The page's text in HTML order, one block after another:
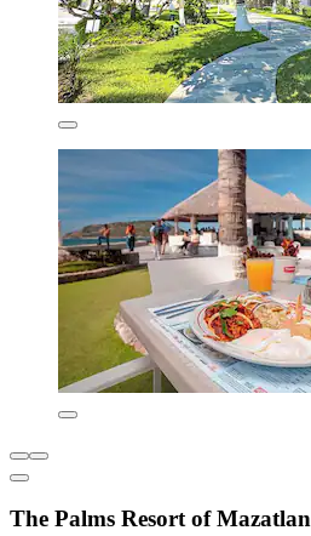
The Palms Resort of Mazatlan